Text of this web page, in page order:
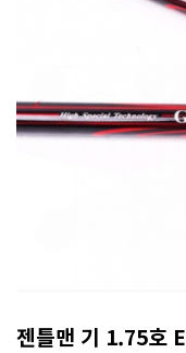
젠틀맨 기 1.75호